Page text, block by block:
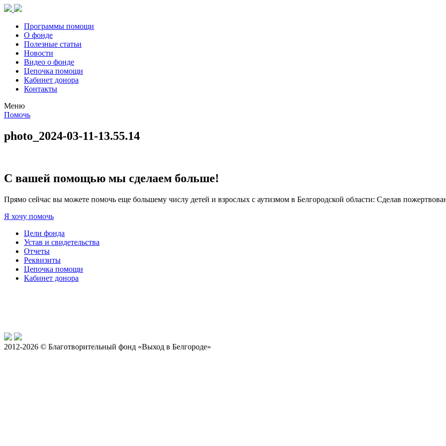
Программы помощи
О фонде
Полезные статьи
Новости
Видео о фонде
Цепочка помощи
Кабинет донора
Контакты
Меню
Помочь
photo_2024-03-11-13.55.14
С вашей помощью мы сделаем больше!
Прямо сейчас вы можете помочь еще большему числу детей и взрослых с аутизмом в Белгородской области: Сделав
Я хочу помочь
Цели фонда
Устав и свидетельства
Отчеты
Реквизиты
Цепочка помощи
Кабинет донора
2012-2026 © Благотворительный фонд «Выход в Белгороде»